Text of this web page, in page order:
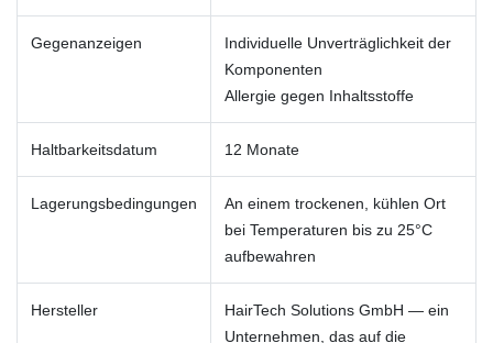
Gegenanzeigen
Individuelle Unverträglichkeit der
Komponenten
Allergie gegen Inhaltsstoffe
Haltbarkeitsdatum 12 Monate
Lagerungsbedingungen
An einem trockenen, kühlen Ort
bei Temperaturen bis zu 25°C
aufbewahren
Hersteller
HairTech Solutions GmbH — ein
Unternehmen, das auf die